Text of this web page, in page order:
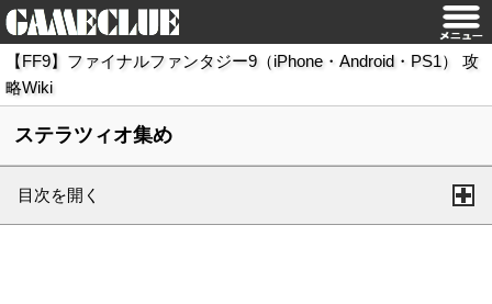
【FF9】ファイナルファンタジー9（iPhone・Android・PS1） 攻
略Wiki
ステラツィオ集め
目次を開く